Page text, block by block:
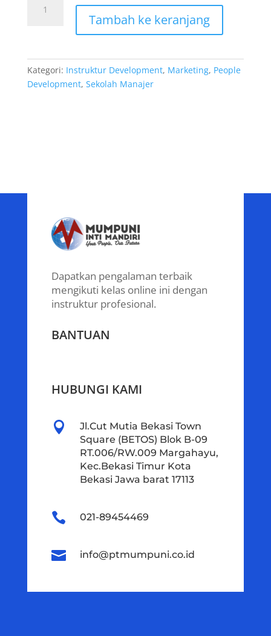
Sekolah
MANAGEMENT
Tambah ke keranjang
Kategori: Instruktur Development, Marketing, People
Development, Sekolah Manajer
Dapatkan pengalaman terbaik
mengikuti kelas online ini dengan
instruktur profesional.
BANTUAN
HUBUNGI KAMI

Jl.Cut Mutia Bekasi Town
Square (BETOS) Blok B-09
RT.006/RW.009 Margahayu,
Kec.Bekasi Timur Kota
Bekasi Jawa barat 17113
 021-89454469
 info@ptmumpuni.co.id